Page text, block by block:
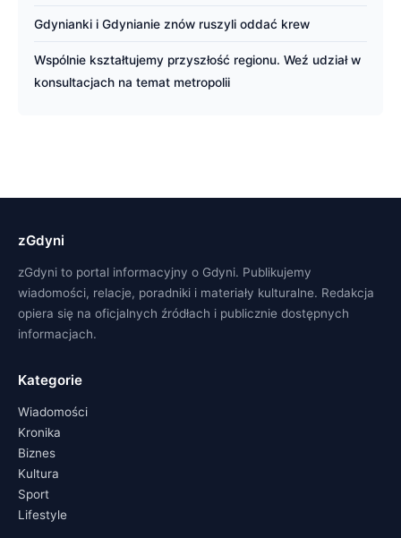
Gdynianki i Gdynianie znów ruszyli oddać krew
Wspólnie kształtujemy przyszłość regionu. Weź udział w
konsultacjach na temat metropolii
zGdyni
zGdyni to portal informacyjny o Gdyni. Publikujemy
wiadomości, relacje, poradniki i materiały kulturalne. Redakcja
opiera się na oficjalnych źródłach i publicznie dostępnych
informacjach.
Kategorie
Wiadomości
Kronika
Biznes
Kultura
Sport
Lifestyle